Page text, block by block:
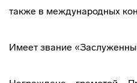
также в международных
Имеет звание